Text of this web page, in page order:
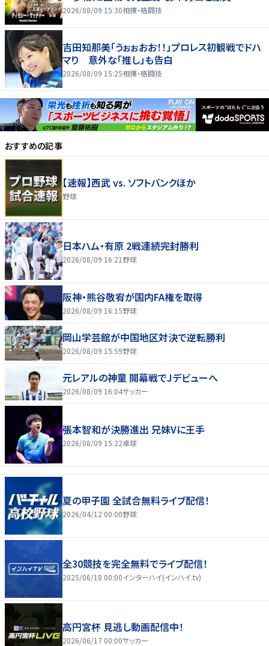
2026/08/09 15:30相撲・格闘技
吉田知那美「うぉぉおお！！」プロレス初観戦でドハ
マり 意外な「推し」も告白
2026/08/09 15:25相撲・格闘技
おすすめの記事
【速報】西武 vs. ソフトバンクほか
野球
日本ハム・有原 2戦連続完封勝利
2026/08/09 16:21 野球
阪神・熊谷敬宥が国内FA権を取得
2026/08/09 16:15野球
岡山学芸館が中国地区対決で逆転勝利
2026/08/09 15:59野球
元レアルの神童 開幕戦でJデビューへ
2026/08/09 16:04サッカー
張本智和が決勝進出 兄妹Vに王手
2026/08/09 15:22卓球
夏の甲子園 全試合無料ライブ配信！
2026/04/12 00:00野球
全30競技を完全無料でライブ配信！
2025/06/18 00:00インターハイ(インハイ.tv)
高円宮杯 見逃し動画配信中！
2026/06/17 00:00サッカー